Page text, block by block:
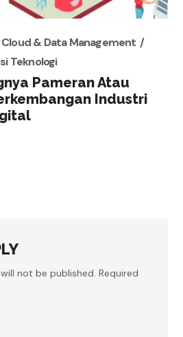
Cloud & Data Management
Teknologi
Pameran Atau
Industri
not be published. Required